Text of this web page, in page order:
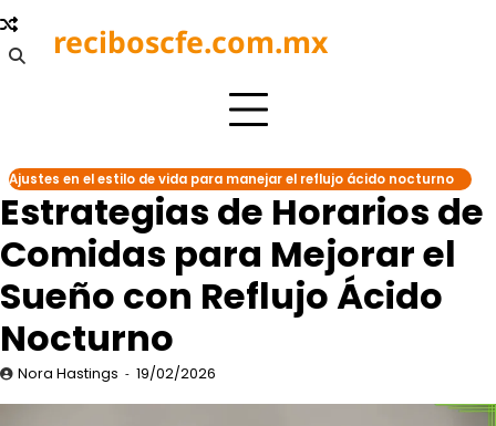
Skip
to
content
reciboscfe.com.mx
Ajustes en el estilo de vida para manejar el reflujo ácido nocturno
Estrategias de Horarios de
Comidas para Mejorar el
Sueño con Reflujo Ácido
Nocturno
Nora Hastings 19/02/2026